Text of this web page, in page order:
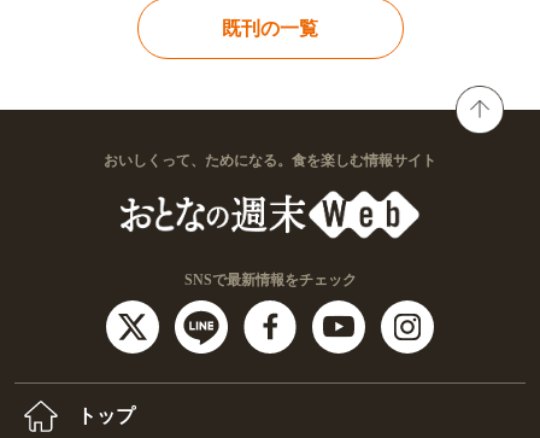
既刊の一覧
おいしくって、ためになる。食を楽しむ情報サイト
SNSで最新情報をチェック
トップ